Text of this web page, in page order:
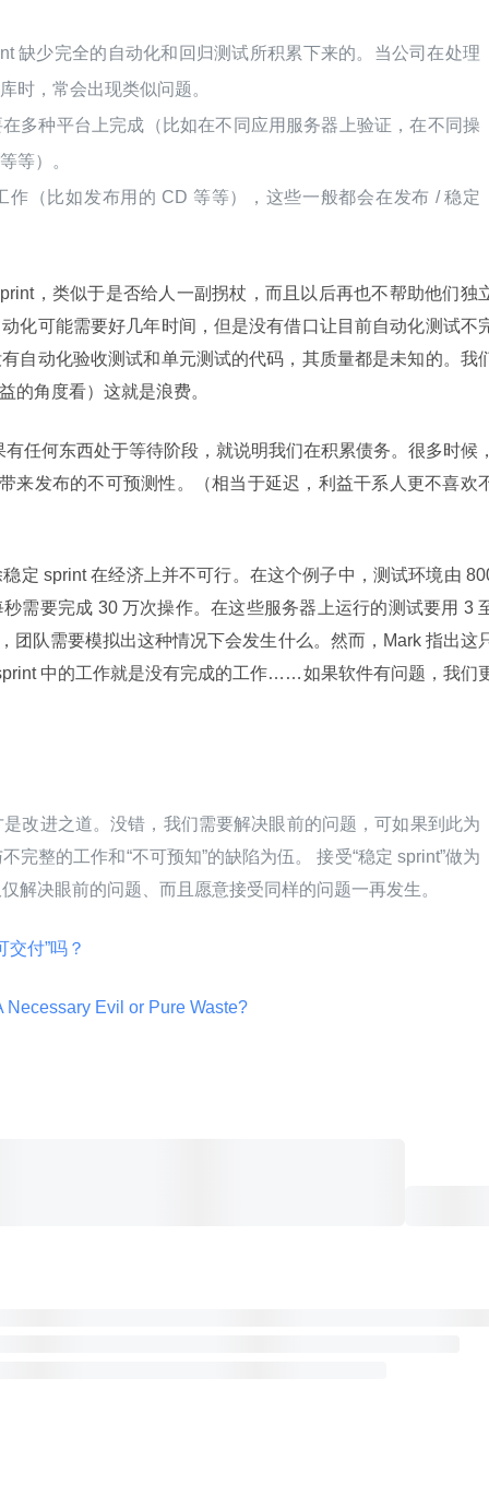
缺少完全的自动化和回归测试所积累下来的。当公司在处理
时，常会出现类似问题。
多种平台上完成（比如在不同应用服务器上验证，在不同操
等）。
作（比如发布用的 CD 等等），这些一般都会在发布 / 稳定
，类似于是否给人一副拐杖，而且以后再也不帮助他们独
化可能需要好几年时间，但是没有借口让目前自动化测试不
自动化验收测试和单元测试的代码，其质量都是未知的。我
角度看）这就是浪费。
有任何东西处于等待阶段，就说明我们在积累债务。很多时候，
来发布的不可预测性。（相当于延迟，利益干系人更不喜欢
定 sprint 在经济上并不可行。在这个例子中，测试环境由
需要完成 30 万次操作。在这些服务器上运行的测试要用 3
团队需要模拟出这种情况下会发生什么。然而，Mark 指出这
中的工作就是没有完成的工作……如果软件有问题，我们
改进之道。没错，我们需要解决眼前的问题，可如果到此为
完整的工作和“不可预知”的缺陷为伍。 接受“稳定 sprint”做为
解决眼前的问题、而且愿意接受同样的问题一再发生。
交付”吗？
Evil or Pure Waste?